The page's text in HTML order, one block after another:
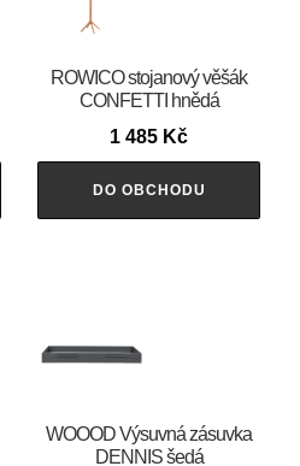
ROWICO stojanový věšák
CONFETTI hnědá
1 485 Kč
DO OBCHODU
WOOOD Výsuvná zásuvka
DENNIS šedá